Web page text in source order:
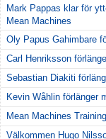
Mark Pappas klar för
Mean Machines
Oly Papus Gahimbare
Carl Henriksson
Sebastian Diakiti
Kevin Wåhlin förlänger
Mean Machines
Välkommen Hugo